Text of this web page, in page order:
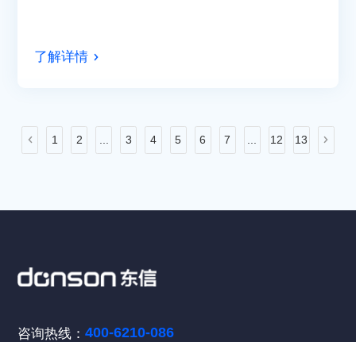
了解详情
1 2 3 4 5 6 7 12 13
咨询热线：400-6210-086